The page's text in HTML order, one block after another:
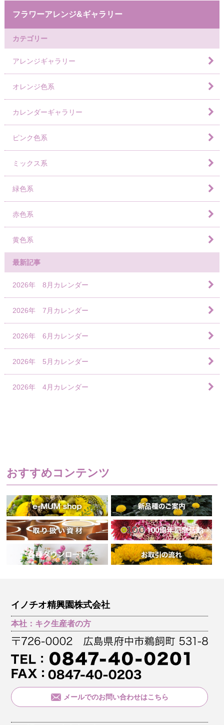
フラワーアレンジ&ギャラリー
カテゴリー
アレンジギャラリー
オレンジ色系
カレンダーギャラリー
ピンク色系
ミックス系
緑色系
赤色系
黄色系
最新記事
2026年 8月カレンダー
2026年 7月カレンダー
2026年 6月カレンダー
2026年 5月カレンダー
2026年 4月カレンダー
おすすめコンテンツ
イノチオ精興園株式会社
本社：キク生産者の方
メールでのお問い合わせはこちら